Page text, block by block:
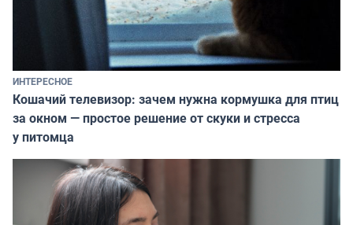
ИНТЕРЕСНОЕ
Кошачий телевизор: зачем нужна кормушка для птиц
за окном — простое решение от скуки и стресса
у питомца